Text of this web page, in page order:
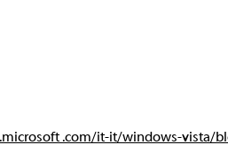
.com/it-it/windows-vista/